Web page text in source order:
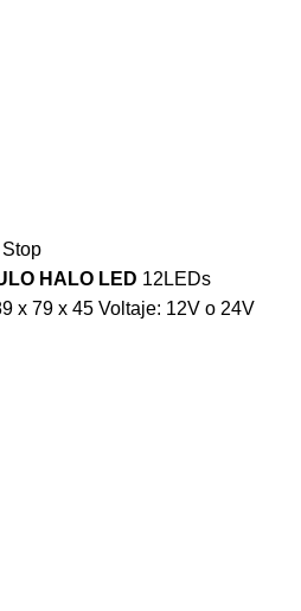
Stop
HALO LED 12LEDs
x 79 x 45 Voltaje: 12V o 24V